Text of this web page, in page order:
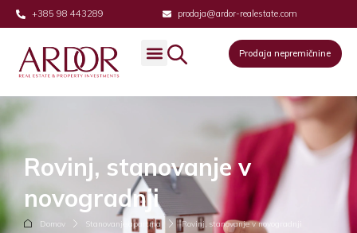
+385 98 443289 prodaja@ardor-realestate.com
Prodaja nepremičnine
Rovinj, stanovanje v
novogradnji
Domov Stanovanje/apartma Rovinj, stanovanje v novogradnji